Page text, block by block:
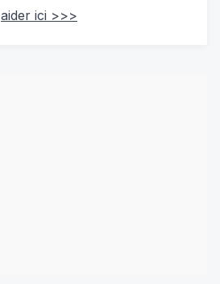
aider ici >>>